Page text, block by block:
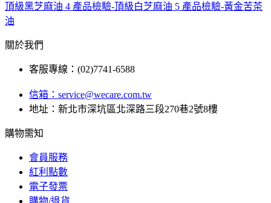
頂級黑芝麻油 4 產品檢驗-頂級白芝麻油 5 產品檢驗-黃金苦茶
油
關於我們
客服專線：(02)7741-6588
信箱： service@wecare.com.tw
地址：新北市深坑區北深路三段270巷2號8樓
購物需知
會員服務
紅利點數
電子發票
購物/退貨